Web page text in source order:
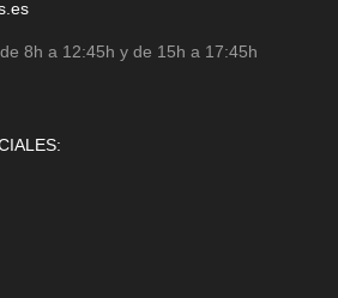
8h a 12:45h y de 15h a 17:45h